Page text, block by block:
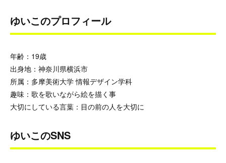
ゆいこのプロフィール
年齢：19歳
出身地：神奈川県横浜市
所属：多摩美術大学 情報デザイン学科
趣味：歌を歌いながら絵を描く事
大切にしている言葉：目の前の人を大切に
ゆいこのSNS